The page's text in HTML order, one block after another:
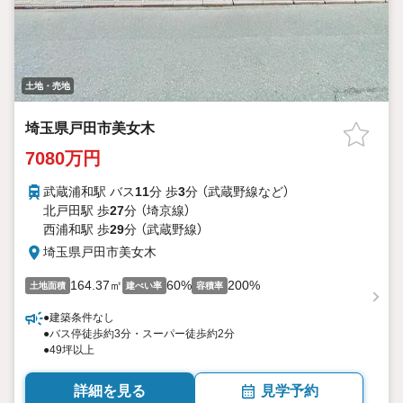
土地・売地
埼玉県戸田市美女木
7080万円
武蔵浦和駅 バス11分 歩3分 （武蔵野線など）
北戸田駅 歩27分 （埼京線）
西浦和駅 歩29分 （武蔵野線）
埼玉県戸田市美女木
土地面積 164.37㎡ 建ぺい率 60% 容積率 200%
●建築条件なし
●バス停徒歩約3分・スーパー徒歩約2分
●49坪以上
詳細を見る 見学予約